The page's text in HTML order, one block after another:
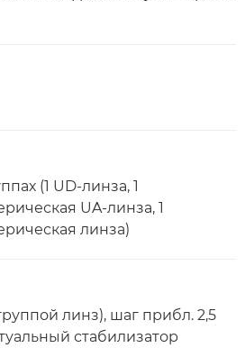
(1 UD-линза, 1
UA-линза, 1
линза)
линз), шаг прибл. 2,5
стабилизатор